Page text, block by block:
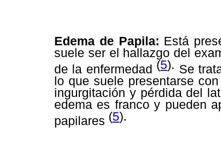
Edema de Papila: Está
suele ser el hallazgo del
de la enfermedad (5). Se
lo que suele presentarse
ingurgitación y pérdida del
edema es franco y pueden
papilares (5).